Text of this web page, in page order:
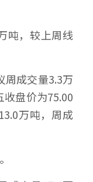
吨，较上周线
周成交量3.3万
盘价为75.00
万吨，周成